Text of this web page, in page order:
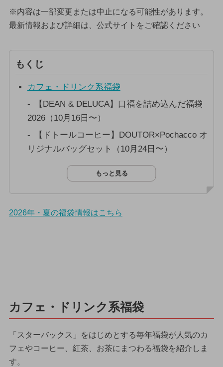
※内容は一部変更または中止になる可能性があります。
最新情報および詳細は、公式サイトをご確認ください
もくじ
カフェ・ドリンク系福袋
【DEAN & DELUCA】口福を詰め込んだ福袋
2026（10月16日〜）
【ドトールコーヒー】DOUTOR×Pochacco オ
リジナルバッグセット（10月24日〜）
もっと見る
2026年・夏の福袋情報はこちら
カフェ・ドリンク系福袋
「スターバックス」をはじめとする毎年福袋が人気のカ
フェやコーヒー、紅茶、お茶にまつわる福袋を紹介しま
す。